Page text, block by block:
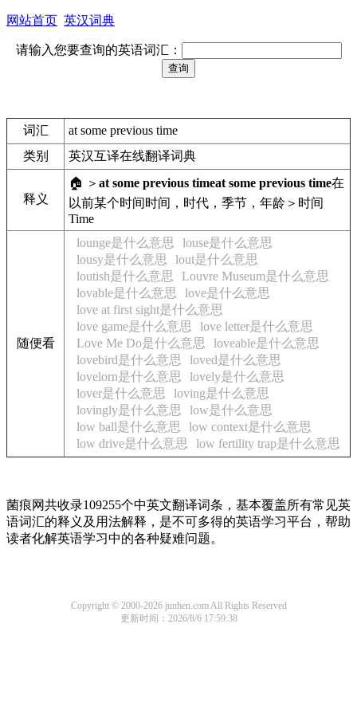
网站首页 英汉词典
请输入您要查询的英语词汇：
词汇
at some previous time
类别
英汉互译在线翻译词典
释义
🏠 ＞ at some previous timeat some previous time在
以前某个时间时间，时代，季节，年龄＞时间
Time
随便看
lounge是什么意思
louse是什么意思
lousy是什么意思
lout是什么意思
loutish是什么意思
Louvre Museum是什么意思
lovable是什么意思
love是什么意思
love at first sight是什么意思
love game是什么意思
love letter是什么意思
Love Me Do是什么意思
loveable是什么意思
lovebird是什么意思
loved是什么意思
lovelorn是什么意思
lovely是什么意思
lover是什么意思
loving是什么意思
lovingly是什么意思
low是什么意思
low ball是什么意思
low context是什么意思
low drive是什么意思
low fertility trap是什么意思
菌痕网共收录109255个中英文翻译词条，基本覆盖所有常见英
语词汇的释义及用法解释，是不可多得的英语学习平台，帮助
读者化解英语学习中的各种疑难问题。
Copyright © 2000-2026 junhen.com All Rights Reserved
更新时间：2026/8/6 17:59:38